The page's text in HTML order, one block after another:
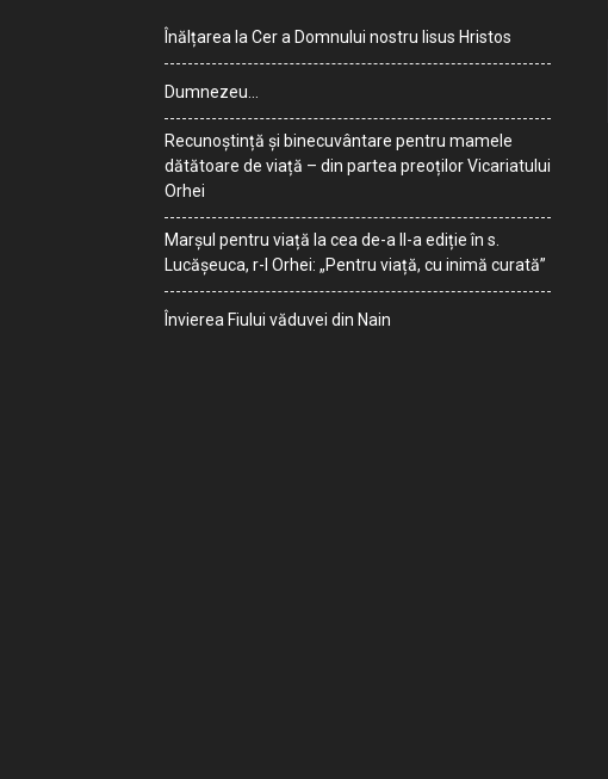
Înălțarea la Cer a Domnului nostru Iisus Hristos
Dumnezeu…
Recunoștință și binecuvântare pentru mamele
dătătoare de viață – din partea preoților Vicariatului
Orhei
Marșul pentru viață la cea de-a II-a ediție în s.
Lucășeuca, r-l Orhei: „Pentru viață, cu inimă curată”
Învierea Fiului văduvei din Nain